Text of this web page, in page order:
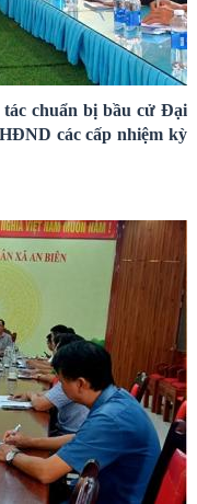
tác chuẩn bị bầu cử Đại
các cấp nhiệm kỳ